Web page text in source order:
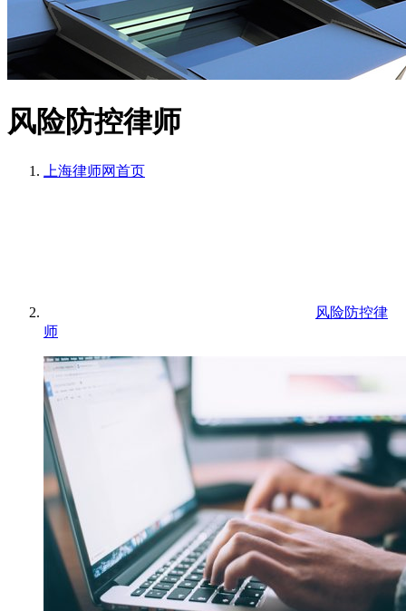
风险防控律师
上海律师网首页
风险防控律
师